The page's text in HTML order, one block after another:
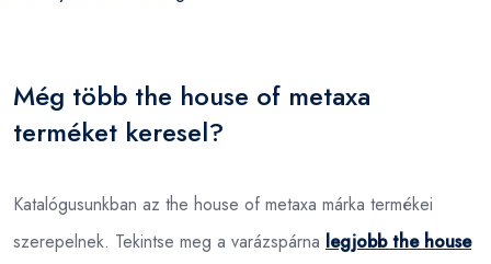
Még több the house of metaxa
terméket keresel?
Katalógusunkban az the house of metaxa márka termékei
szerepelnek. Tekintse meg a varázspárna legjobb the house